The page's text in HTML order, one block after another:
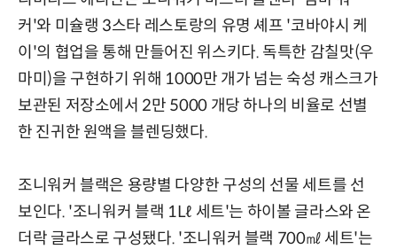
커'와 미슐랭 3스타 레스토랑의 유명 셰프 '코바야시 케
이'의 협업을 통해 만들어진 위스키다. 독특한 감칠맛(우
마미)을 구현하기 위해 1000만 개가 넘는 숙성 캐스크가
보관된 저장소에서 2만 5000 개당 하나의 비율로 선별
한 진귀한 원액을 블렌딩했다.
조니워커 블랙은 용량별 다양한 구성의 선물 세트를 선
보인다. '조니워커 블랙 1Lℓ 세트'는 하이볼 글라스와 온
더락 글라스로 구성됐다. '조니워커 블랙 700㎖ 세트'는